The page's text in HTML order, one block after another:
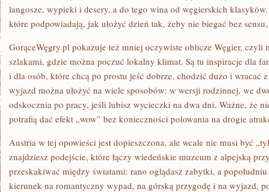
langosze, wypieki i desery, a do tego wina od węgierskich
które podpowiadają, jak ułożyć dzień tak, żeby nie biegać bez
GorąceWęgry.pl pokazuje też mniej oczywiste oblicze Węgier, czyli
szlakami, gdzie można poczuć lokalny klimat. Są tu inspiracje dla
i dla osób, które chcą po prostu jeść dobrze, chodzić dużo i wracać z
wyjazd można ułożyć na wiele sposobów: w wersji rodzinnej, we
odskocznia po pracy, jeśli lubisz wycieczki na dwa dni. Ważne, że
potrafią dać efekt „wow” bez konieczności polowania na drogie
Austria w tej opowieści jest dopieszczona, ale wcale nie musi być
znajdziesz podejście, które łączy wiedeńskie muzeum z alpejską
przeskakiwać między światami: rano oglądasz zabytki, a
kierunek na romantyczny wypad, na górską przygodę i na wyjazd,